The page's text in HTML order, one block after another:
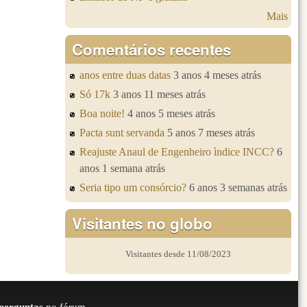
Mais
Comentários recentes
anos entre duas datas 3 anos 4 meses atrás
Só 17k 3 anos 11 meses atrás
Boa noite! 4 anos 5 meses atrás
Pacta sunt servanda 5 anos 7 meses atrás
Reajuste Anaul de Engenheiro ìndice INCC? 6
anos 1 semana atrás
Seria tipo um consórcio? 6 anos 3 semanas atrás
Visitantes no globo
Visitantes desde 11/08/2023